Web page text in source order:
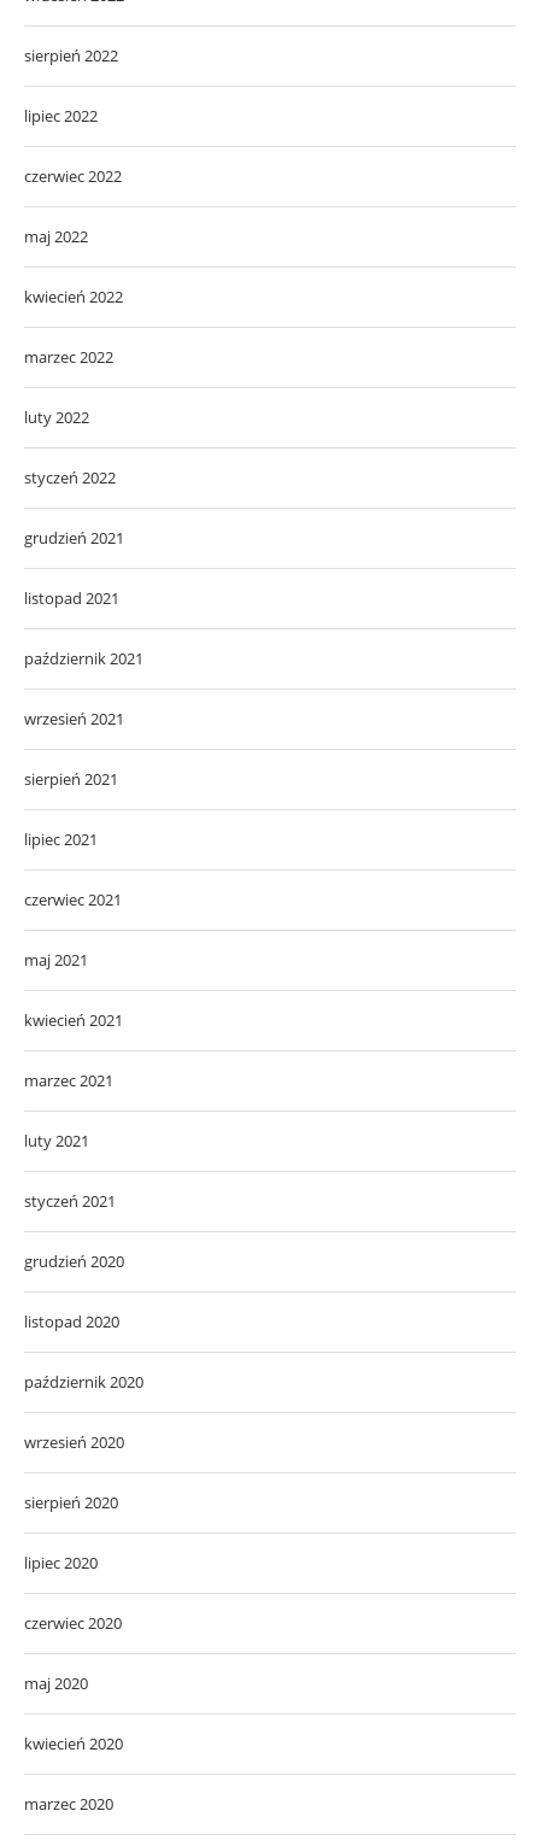
sierpień 2022
lipiec 2022
czerwiec 2022
maj 2022
kwiecień 2022
marzec 2022
luty 2022
styczeń 2022
grudzień 2021
listopad 2021
październik 2021
wrzesień 2021
sierpień 2021
lipiec 2021
czerwiec 2021
maj 2021
kwiecień 2021
marzec 2021
luty 2021
styczeń 2021
grudzień 2020
listopad 2020
październik 2020
wrzesień 2020
sierpień 2020
lipiec 2020
czerwiec 2020
maj 2020
kwiecień 2020
marzec 2020